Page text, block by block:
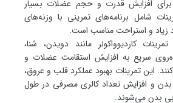
برای افزایش قدرت و حجم عضلات بسیار
شامل برنامه‌های تمرینی با وزنه‌های
زیاد و استراحت مناسب است.
تمرینات کاردیوواکولر مانند دویدن، شنا،
سریع به افزایش استقامت عضلات و
این تمرینات بهبود عملکرد قلب و عروق،
و افزایش تعداد کالری مصرفی در طول
بدن می‌شوند.